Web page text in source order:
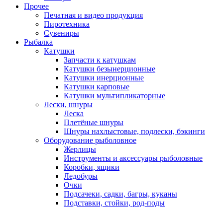
Прочее
Печатная и видео продукция
Пиротехника
Сувениры
Рыбалка
Катушки
Запчасти к катушкам
Катушки безынерционные
Катушки инерционные
Катушки карповые
Катушки мультипликаторные
Лески, шнуры
Леска
Плетёные шнуры
Шнуры нахлыстовые, подлески, бэкинги
Оборудование рыболовное
Жерлицы
Инструменты и аксессуары рыболовные
Коробки, ящики
Ледобуры
Очки
Подсачеки, садки, багры, куканы
Подставки, стойки, род-поды